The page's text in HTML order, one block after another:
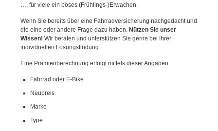
…. für viele ein böses (Frühlings-)Erwachen.
Wenn Sie bereits über eine Fahrradversicherung nachgedacht und
die eine oder andere Frage dazu haben. Nützen Sie unser
Wissen! Wir beraten und unterstützen Sie gerne bei Ihrer
individuellen Lösungsfindung.
Eine Prämienberechnung erfolgt mittels dieser Angaben:
Fahrrad oder E-Bike
Neupreis
Marke
Type